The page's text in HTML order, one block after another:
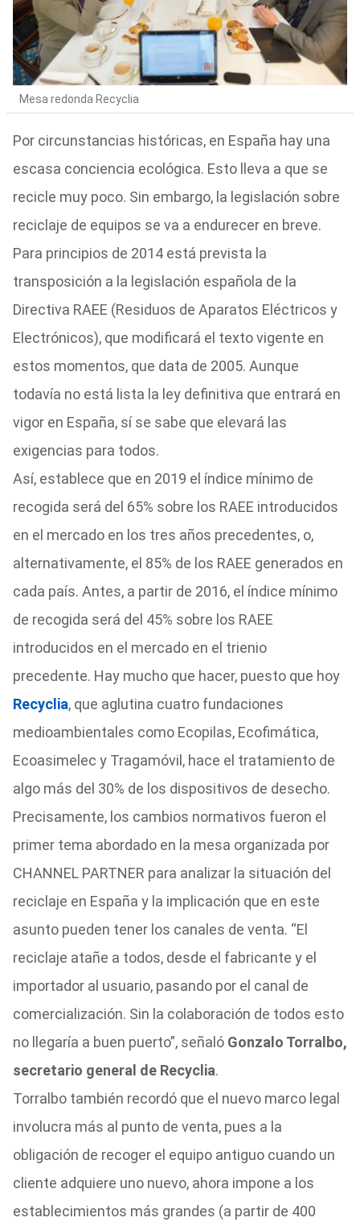
Mesa redonda Recyclia
Por circunstancias históricas, en España hay una
escasa conciencia ecológica. Esto lleva a que se
recicle muy poco. Sin embargo, la legislación sobre
reciclaje de equipos se va a endurecer en breve.
Para principios de 2014 está prevista la
transposición a la legislación española de la
Directiva RAEE (Residuos de Aparatos Eléctricos y
Electrónicos), que modificará el texto vigente en
estos momentos, que data de 2005. Aunque
todavía no está lista la ley definitiva que entrará en
vigor en España, sí se sabe que elevará las
exigencias para todos.
Así, establece que en 2019 el índice mínimo de
recogida será del 65% sobre los RAEE introducidos
en el mercado en los tres años precedentes, o,
alternativamente, el 85% de los RAEE generados en
cada país. Antes, a partir de 2016, el índice mínimo
de recogida será del 45% sobre los RAEE
introducidos en el mercado en el trienio
precedente. Hay mucho que hacer, puesto que hoy
Recyclia, que aglutina cuatro fundaciones
medioambientales como Ecopilas, Ecofimática,
Ecoasimelec y Tragamóvil, hace el tratamiento de
algo más del 30% de los dispositivos de desecho.
Precisamente, los cambios normativos fueron el
primer tema abordado en la mesa organizada por
CHANNEL PARTNER para analizar la situación del
reciclaje en España y la implicación que en este
asunto pueden tener los canales de venta. “El
reciclaje atañe a todos, desde el fabricante y el
importador al usuario, pasando por el canal de
comercialización. Sin la colaboración de todos esto
no llegaría a buen puerto”, señaló Gonzalo Torralbo,
secretario general de Recyclia.
Torralbo también recordó que el nuevo marco legal
involucra más al punto de venta, pues a la
obligación de recoger el equipo antiguo cuando un
cliente adquiere uno nuevo, ahora impone a los
establecimientos más grandes (a partir de 400